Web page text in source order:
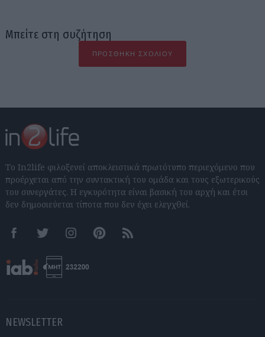
Μπείτε στη συζήτηση
ΠΡΟΣΘΉΚΗ ΣΧΟΛΊΟΥ
Το In2life φιλοξενεί αποκλειστικά πρωτότυπο περιεχόμενο που
προέρχεται από την συντακτική του ομάδα και τους εξωτερικούς
του συνεργάτες. Η εγκυρότητα είναι βασική του αρχή και έτσι
δεν δημοσιεύεται τίποτα που δεν έχει ελεγχθεί.
FacebookTwitter InstagramPinterestRSS feeds
NEWSLETTER